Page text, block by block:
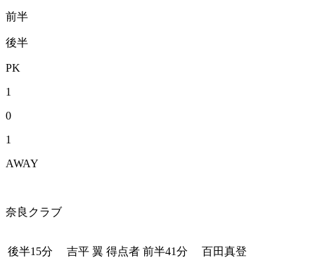
前半
後半
PK
1
0
1
AWAY
奈良クラブ
後半15分 吉平 翼 得点者 前半41分 百田真登